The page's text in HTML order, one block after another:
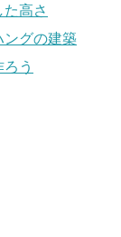
た高さ
ングの建築
う